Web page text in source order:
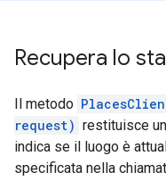
Recupera lo
Il metodo
request) restituisce
indica se il luogo è
specificata nella